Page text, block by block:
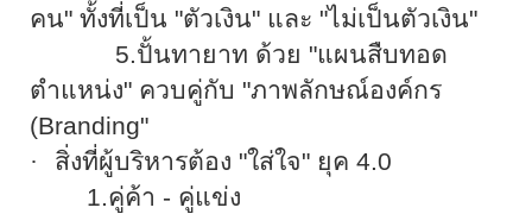
คน" ทั้งที่เป็น "ตัวเงิน" และ "ไม่เป็นตัวเงิน"
5.ปั้นทายาท ด้วย "แผนสืบทอด
ตำแหน่ง" ควบคู่กับ "ภาพลักษณ์องค์กร
(Branding"
·
สิ่งที่ผู้บริหารต้อง "ใส่ใจ" ยุค 4.0
1.คู่ค้า - คู่แข่ง